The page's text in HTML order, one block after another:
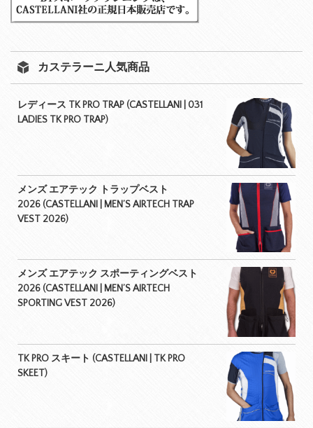
カステラーニ人気商品
レディース TK PRO TRAP (CASTELLANI | 031
LADIES TK PRO TRAP)
メンズ エアテック トラップベスト
2026 (CASTELLANI | MEN’S AIRTECH TRAP
VEST 2026)
メンズ エアテック スポーティングベスト
2026 (CASTELLANI | MEN’S AIRTECH
SPORTING VEST 2026)
TK PRO スキート (CASTELLANI | TK PRO
SKEET)